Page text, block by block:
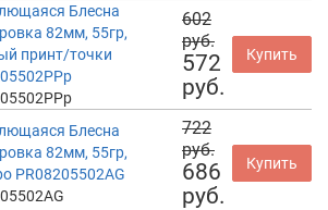
Блесна
82мм, 55гр,
принт/точки
602
руб.
572
руб.
Купить
Блесна
82мм, 55гр,
PR08205502AG
722
руб.
686
руб.
Купить